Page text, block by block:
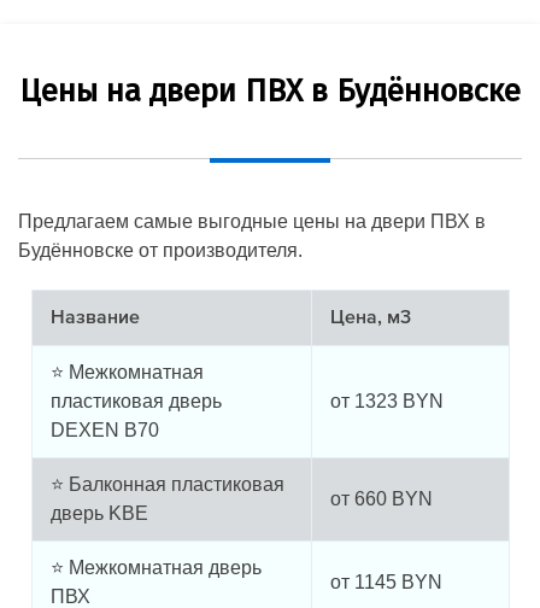
Цены на двери ПВХ в Будённовске
Предлагаем самые выгодные цены на двери ПВХ в
Будённовске от производителя.
Название Цена, м3
⭐ Межкомнатная
пластиковая дверь
DEXEN B70
от 1323 BYN
⭐ Балконная пластиковая
дверь KBE
от 660 BYN
⭐ Межкомнатная дверь
ПВХ
от 1145 BYN